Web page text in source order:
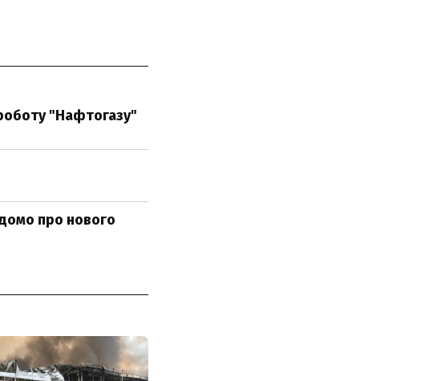
"Нафтогазу"
про нового